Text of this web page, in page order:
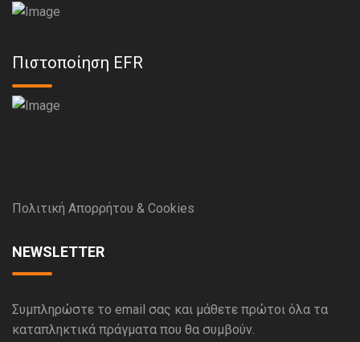
Πιστοποίηση EFR
Πολιτική Απορρήτου & Cookies
NEWSLETTER
Συμπληρώστε το email σας και μάθετε πρώτοι όλα τα
καταπληκτικά πράγματα που θα συμβούν.